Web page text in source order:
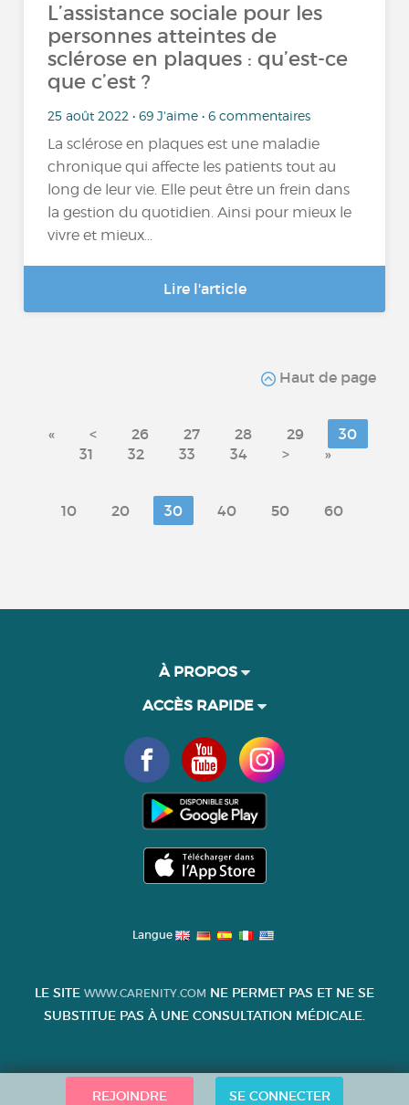
L’assistance sociale pour les
personnes atteintes de
sclérose en plaques : qu’est-ce
que c’est ?
25 août 2022 • 69 J'aime • 6 commentaires
La sclérose en plaques est une maladie
chronique qui affecte les patients tout au
long de leur vie. Elle peut être un frein dans
la gestion du quotidien. Ainsi pour mieux le
vivre et mieux...
Lire l'article
Haut de page
« < 26 27 28 29
30
31
32 33 34 > »
10 20 30 40 50 60
REJOINDRE SE CONNECTER
À PROPOS
ACCÈS RAPIDE
Langue
LE SITE WWW.CARENITY.COM NE PERMET PAS ET NE SE
SUBSTITUE PAS À UNE CONSULTATION MÉDICALE.